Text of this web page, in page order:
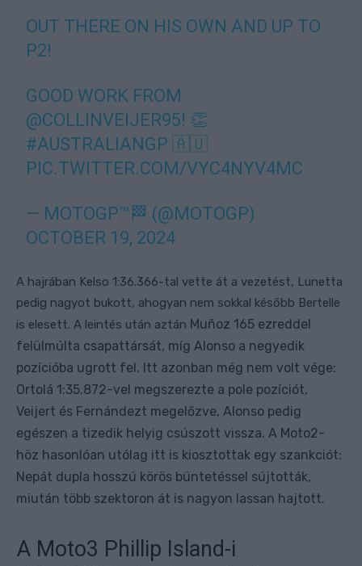
OUT THERE ON HIS OWN AND UP TO
P2!
GOOD WORK FROM
@COLLINVEIJER95! 👏
#AUSTRALIANGP 🇦🇺
PIC.TWITTER.COM/VYC4NYV4MC
— MOTOGP™🏁 (@MOTOGP)
OCTOBER 19, 2024
A hajrában Kelso 1:36.366-tal vette át a vezetést, Lunetta
pedig nagyot bukott, ahogyan nem sokkal később Bertelle
is elesett. A leintés után aztán Muñoz 165 ezreddel
felülmúlta csapattársát, míg Alonso a negyedik
pozícióba ugrott fel. Itt azonban még nem volt vége:
Ortolá 1:35.872-vel megszerezte a pole pozíciót,
Veijert és Fernándezt megelőzve, Alonso pedig
egészen a tizedik helyig csúszott vissza. A Moto2-
höz hasonlóan utólag itt is kiosztottak egy szankciót:
Nepát dupla hosszú körös büntetéssel sújtották,
miután több szektoron át is nagyon lassan hajtott.
A Moto3 Phillip Island-i